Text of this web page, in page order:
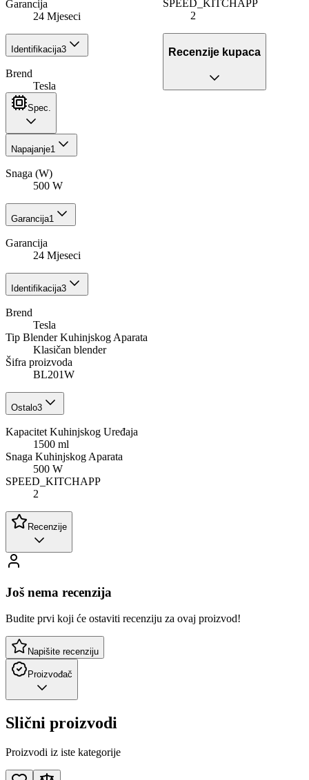
Garancija
24 Mjeseci
Identifikacija3
Brend
Tesla
SPEED_KITCHAPP
2
Recenzije kupaca
Spec.
Napajanje1
Snaga (W)
500 W
Garancija1
Garancija
24 Mjeseci
Identifikacija3
Brend
Tesla
Tip Blender Kuhinjskog Aparata
Klasičan blender
Šifra proizvoda
BL201W
Ostalo3
Kapacitet Kuhinjskog Uređaja
1500 ml
Snaga Kuhinjskog Aparata
500 W
SPEED_KITCHAPP
2
Recenzije
Još nema recenzija
Budite prvi koji će ostaviti recenziju za ovaj proizvod!
Napišite recenziju
Proizvođač
Slični proizvodi
Proizvodi iz iste kategorije